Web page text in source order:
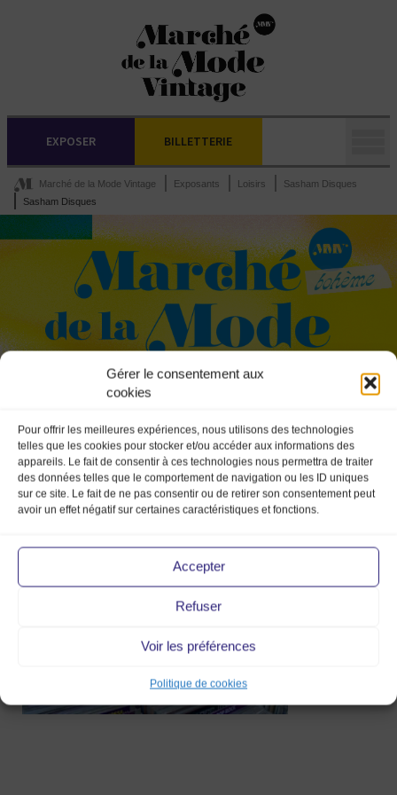
Gérer le consentement aux
cookies
Pour offrir les meilleures expériences, nous utilisons des technologies
telles que les cookies pour stocker et/ou accéder aux informations des
appareils. Le fait de consentir à ces technologies nous permettra de traiter
des données telles que le comportement de navigation ou les ID uniques
sur ce site. Le fait de ne pas consentir ou de retirer son consentement peut
avoir un effet négatif sur certaines caractéristiques et fonctions.
Accepter
Refuser
Voir les préférences
Politique de cookies
EXPOSER BILLETTERIE
Marché de la Mode Vintage Exposants Loisirs
Sasham Disques
Sasham Disques
Sasham
Disques
23 Sep 2024